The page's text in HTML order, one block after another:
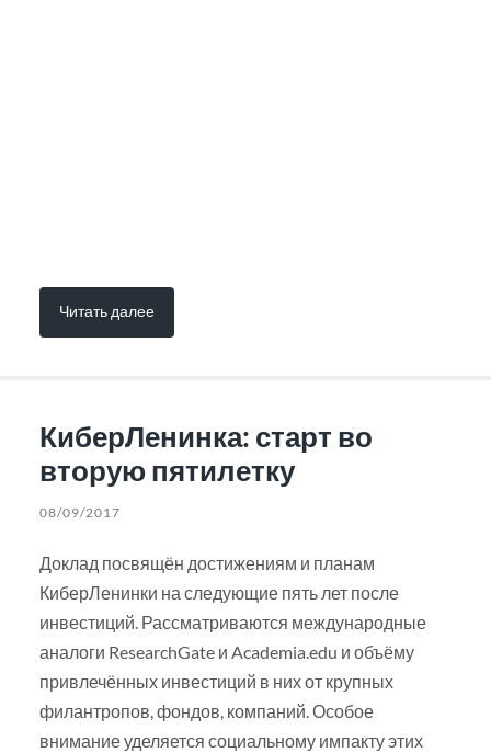
Читать далее
КиберЛенинка: старт во
вторую пятилетку
08/09/2017
Доклад посвящён достижениям и планам
КиберЛенинки на следующие пять лет после
инвестиций. Рассматриваются международные
аналоги ResearchGate и Academia.edu и объёму
привлечённых инвестиций в них от крупных
филантропов, фондов, компаний. Особое
внимание уделяется социальному импакту этих